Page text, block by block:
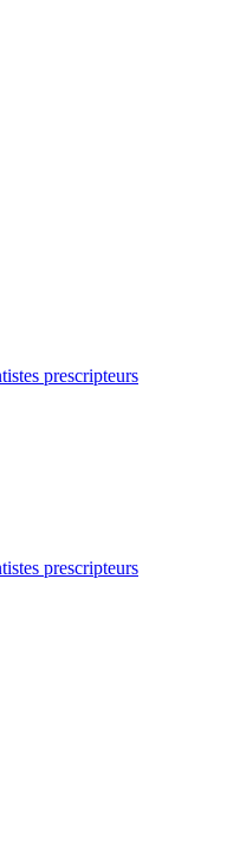
prescripteurs
prescripteurs